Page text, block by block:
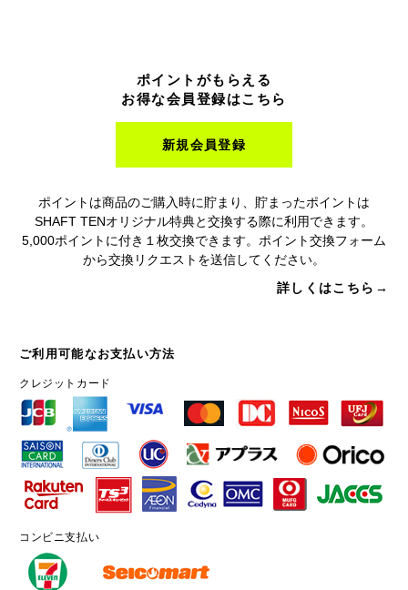
ポイントがもらえる
お得な会員登録はこちら
新規会員登録
ポイントは商品のご購入時に貯まり、貯まったポイントは
SHAFT TENオリジナル特典と交換する際に利用できます。
5,000ポイントに付き１枚交換できます。ポイント交換フォーム
から交換リクエストを送信してください。
詳しくはこちら→
ご利用可能なお支払い方法
クレジットカード
コンビニ支払い